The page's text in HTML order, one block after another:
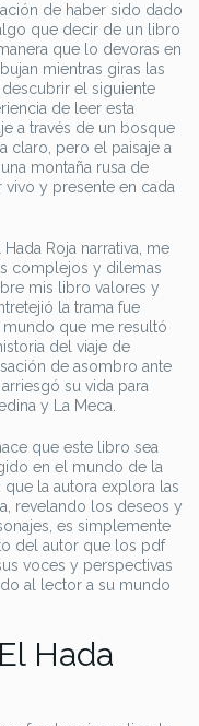
de haber sido dado
que decir de un libro
que lo devoras en
mientras giras las
el siguiente
de leer esta
a través de un bosque
claro, pero el paisaje a
montaña rusa de
y presente en cada
Roja narrativa, me
complejos y dilemas
mis libro valores y
la trama fue
que me resultó
del viaje de
de asombro ante
su vida para
y La Meca.
que este libro sea
en el mundo de la
la autora explora las
revelando los deseos y
es simplemente
del autor que los pdf
voces y perspectivas
al lector a su mundo
Hada